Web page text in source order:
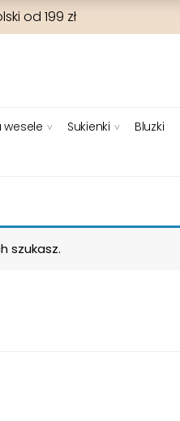
od 199 zł
wesele Sukienki Bluzki
szukasz.